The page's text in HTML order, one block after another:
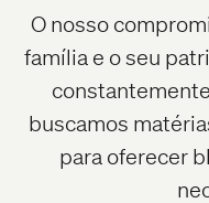
O nosso
família e o seu
buscamos
para oferecer